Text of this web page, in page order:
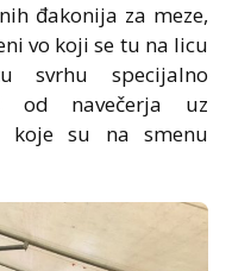
đakonija za meze,
vo koji se tu na licu
svrhu specijalno
od navečerja uz
koje su na smenu